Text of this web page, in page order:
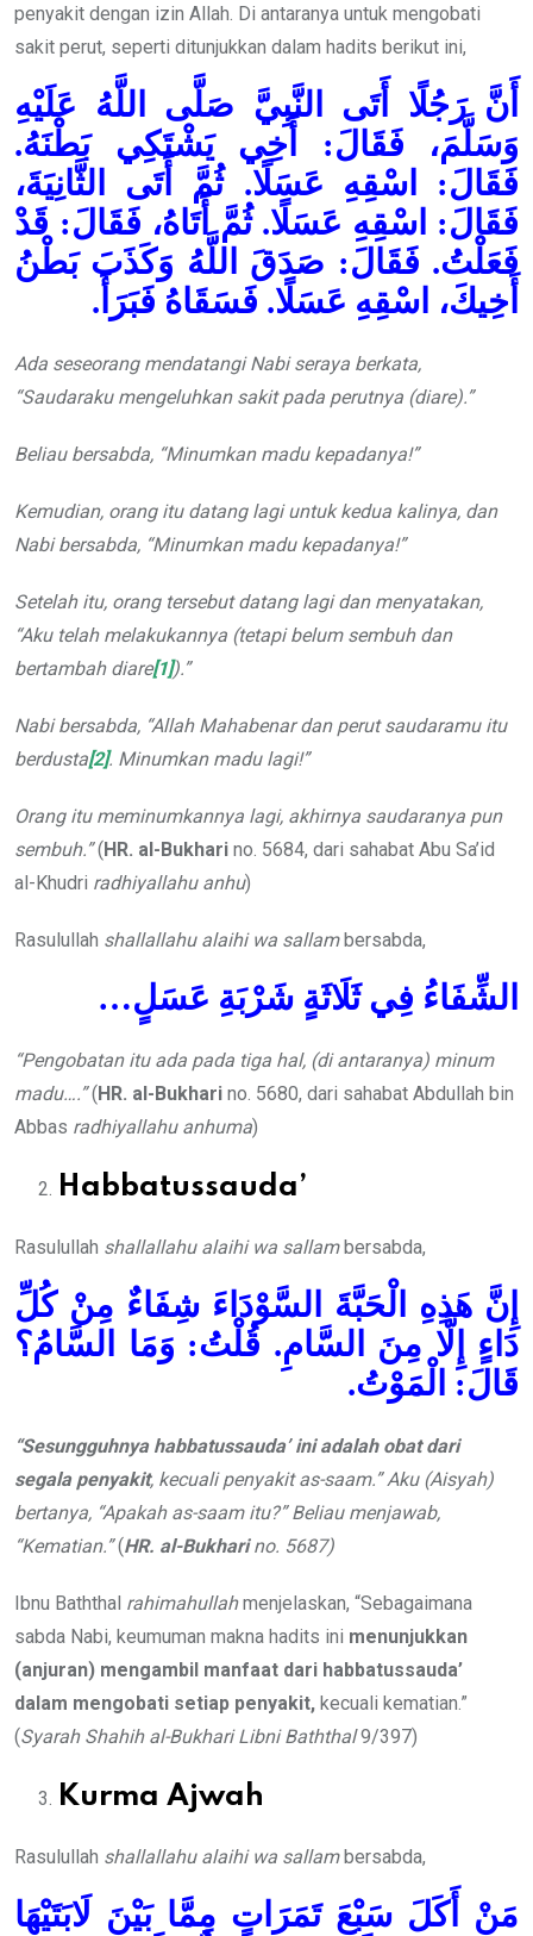
penyakit dengan izin Allah. Di antaranya untuk mengobati
sakit perut, seperti ditunjukkan dalam hadits berikut ini,
أَنَّ رَجُلًا أَتَى النَّبِيَّ صَلَّى اللَّهُ عَلَيْهِ
وَسَلَّمَ، فَقَالَ: أَخِي يَشْتَكِي بَطْنَهُ.
فَقَالَ: اسْقِهِ عَسَلًا. ثُمَّ أَتَى الثَّانِيَةَ،
فَقَالَ: اسْقِهِ عَسَلًا. ثُمَّ أَتَاهُ، فَقَالَ: قَدْ
فَعَلْتُ. فَقَالَ: صَدَقَ اللَّهُ وَكَذَبَ بَطْنُ
أَخِيكَ، اسْقِهِ عَسَلًا. فَسَقَاهُ فَبَرَأَ.
Ada seseorang mendatangi Nabi seraya berkata,
“Saudaraku mengeluhkan sakit pada perutnya (diare).”
Beliau bersabda, “Minumkan madu kepadanya!”
Kemudian, orang itu datang lagi untuk kedua kalinya, dan
Nabi bersabda, “Minumkan madu kepadanya!”
Setelah itu, orang tersebut datang lagi dan menyatakan,
“Aku telah melakukannya (tetapi belum sembuh dan
bertambah diare[1]).”
Nabi bersabda, “Allah Mahabenar dan perut saudaramu itu
berdusta[2]. Minumkan madu lagi!”
Orang itu meminumkannya lagi, akhirnya saudaranya pun
sembuh.”(HR. al-Bukhari no. 5684, dari sahabat Abu Sa’id
al-Khudri radhiyallahu anhu)
Rasulullah shallallahu alaihi wa sallambersabda,
الشِّفَاءُ فِي ثَلَاثَةٍ شَرْبَةِ عَسَلٍ…
“Pengobatan itu ada pada tiga hal, (di antaranya) minum
madu….”(HR. al-Bukhari no. 5680, dari sahabat Abdullah bin
Abbas radhiyallahu anhuma)
Habbatussauda’
Rasulullah shallallahu alaihi wa sallambersabda,
إِنَّ هَذِهِ الْحَبَّةَ السَّوْدَاءَ شِفَاءٌ مِنْ كُلِّ
دَاءٍ إِلَّا مِنَ السَّامِ. قُلْتُ: وَمَا السَّامُ؟
قَالَ: الْمَوْتُ.
“Sesungguhnya habbatussauda’ ini adalah obat dari
segala penyakit, kecuali penyakit as-saam.” Aku (Aisyah)
bertanya, “Apakah as-saam itu?” Beliau menjawab,
“Kematian.”(HR. al-Bukharino. 5687)
Ibnu Baththal rahimahullahmenjelaskan, “Sebagaimana
sabda Nabi, keumuman makna hadits ini menunjukkan
(anjuran) mengambil manfaat dari habbatussauda’
dalam mengobati setiap penyakit, kecuali kematian.”
(Syarah Shahih al-Bukhari Libni Baththal9/397)
Kurma Ajwah
Rasulullah shallallahu alaihi wa sallambersabda,
مَنْ أَكَلَ سَبْعَ تَمَرَاتٍ مِمَّا بَيْنَ لَابَتَيْهَا